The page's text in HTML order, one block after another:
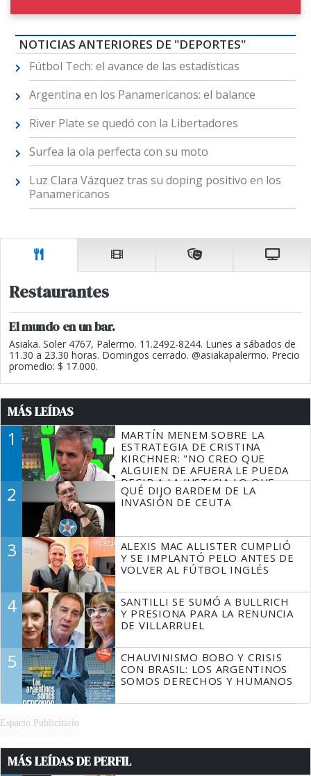
NOTICIAS ANTERIORES DE "DEPORTES"
Fútbol Tech: el avance de las estadísticas
Argentina en los Panamericanos: el balance
River Plate se quedó con la Libertadores
Surfea la ola perfecta con su moto
Luz Clara Vázquez tras su doping positivo en los
Panamericanos
Restaurantes
El mundo en un bar.
Asiaka. Soler 4767, Palermo. 11.2492-8244. Lunes a sábados de
11.30 a 23.30 horas. Domingos cerrado. @asiakapalermo. Precio
promedio: $ 17.000.
MÁS LEÍDAS
1
MARTÍN MENEM SOBRE LA
ESTRATEGIA DE CRISTINA
KIRCHNER: "NO CREO QUE
ALGUIEN DE AFUERA LE PUEDA
DECIR A LA JUSTICIA LO QUE
TIENE QUE HACER"
2
QUÉ DIJO BARDEM DE LA
INVASIÓN DE CEUTA
3
ALEXIS MAC ALLISTER CUMPLIÓ
Y SE IMPLANTÓ PELO ANTES DE
VOLVER AL FÚTBOL INGLÉS
4
SANTILLI SE SUMÓ A BULLRICH
Y PRESIONA PARA LA RENUNCIA
DE VILLARRUEL
5
CHAUVINISMO BOBO Y CRISIS
CON BRASIL: LOS ARGENTINOS
SOMOS DERECHOS Y HUMANOS
Espacio Publicitario
MÁS LEÍDAS DE PERFIL